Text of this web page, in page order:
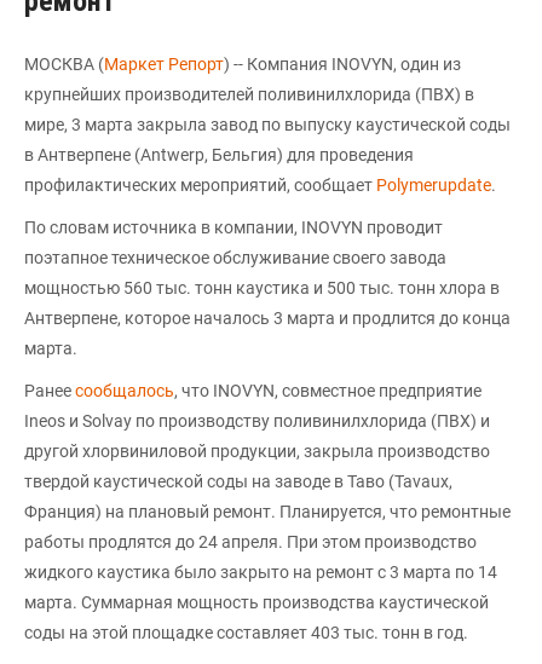
МОСКВА (Маркет Репорт) -- Компания INOVYN, один из
крупнейших производителей поливинилхлорида (ПВХ) в
мире, 3 марта закрыла завод по выпуску каустической соды
в Антверпене (Antwerp, Бельгия) для проведения
профилактических мероприятий, сообщает Polymerupdate.
По словам источника в компании, INOVYN проводит
поэтапное техническое обслуживание своего завода
мощностью 560 тыс. тонн каустика и 500 тыс. тонн хлора в
Антверпене, которое началось 3 марта и продлится до конца
марта.
Ранеесообщалось, что INOVYN, совместное предприятие
Ineos и Solvay по производству поливинилхлорида (ПВХ) и
другой хлорвиниловой продукции, закрыла производство
твердой каустической соды на заводе в Таво (Tavaux,
Франция) на плановый ремонт. Планируется, что ремонтные
работы продлятся до 24 апреля. При этом производство
жидкого каустика было закрыто на ремонт с 3 марта по 14
марта. Суммарная мощность производства каустической
соды на этой площадке составляет 403 тыс. тонн в год.